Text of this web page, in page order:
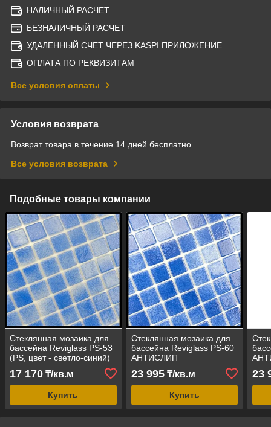
НАЛИЧНЫЙ РАСЧЕТ
БЕЗНАЛИЧНЫЙ РАСЧЕТ
УДАЛЕННЫЙ СЧЕТ ЧЕРЕЗ KASPI ПРИЛОЖЕНИЕ
ОПЛАТА ПО РЕКВИЗИТАМ
Все условия оплаты
Условия возврата
Возврат товара в течение 14 дней бесплатно
Все условия возврата
Подобные товары компании
Стеклянная мозаика для
бассейна Reviglass PS-53
(PS, цвет - светло-синий)
17 170 ₸/кв.м
Купить
Стеклянная мозаика для
бассейна Reviglass PS-60
АНТИСЛИП
(противоскользящая, PS,
цвет - тёмно-синий)
23 995₸/кв.м
Купить
23